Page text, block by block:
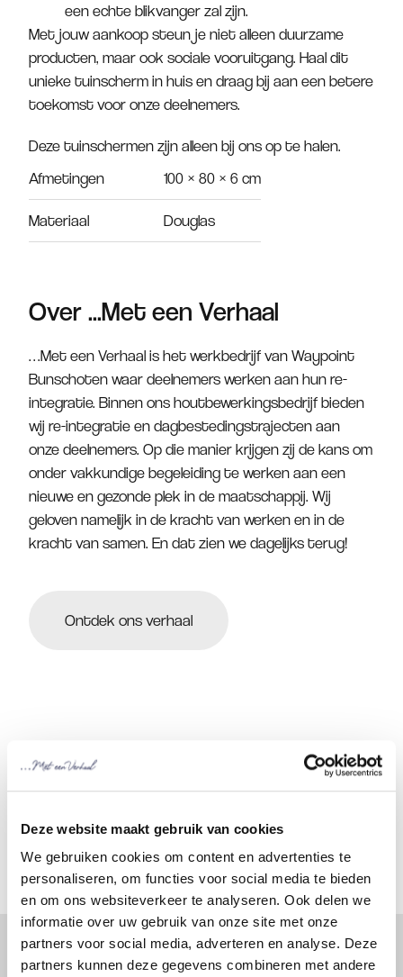
Deze website maakt gebruik van cookies
We gebruiken cookies om content en advertenties te
personaliseren, om functies voor social media te bieden
en om ons websiteverkeer te analyseren. Ook delen we
informatie over uw gebruik van onze site met onze
partners voor social media, adverteren en analyse. Deze
partners kunnen deze gegevens combineren met andere
een echte blikvanger zal zijn.
Met jouw aankoop steun je niet alleen duurzame
producten, maar ook sociale vooruitgang. Haal dit
unieke tuinscherm in huis en draag bij aan een betere
toekomst voor onze deelnemers.
Deze tuinschermen zijn alleen bij ons op te halen.
Afmetingen
100 × 80 × 6 cm
Materiaal Douglas
Over ...Met een Verhaal
…Met een Verhaal is het werkbedrijf van Waypoint
Bunschoten waar deelnemers werken aan hun re-
integratie. Binnen ons houtbewerkingsbedrijf bieden
wij re-integratie en dagbestedingstrajecten aan
onze deelnemers. Op die manier krijgen zij de kans om
onder vakkundige begeleiding te werken aan een
nieuwe en gezonde plek in de maatschappij. Wij
geloven namelijk in de kracht van werken en in de
kracht van samen. En dat zien we dagelijks terug!
Ontdek ons verhaal